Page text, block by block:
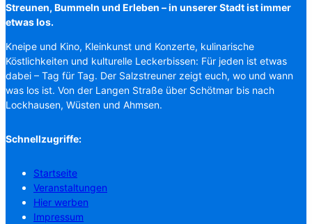
Streunen, Bummeln und Erleben – in unserer Stadt ist immer
etwas los.
Kneipe und Kino, Kleinkunst und Konzerte, kulinarische
Köstlichkeiten und kulturelle Leckerbissen: Für jeden ist etwas
dabei – Tag für Tag. Der Salzstreuner zeigt euch, wo und wann
was los ist. Von der Langen Straße über Schötmar bis nach
Lockhausen, Wüsten und Ahmsen.
Schnellzugriffe:
Startseite
Veranstaltungen
Hier werben
Impressum